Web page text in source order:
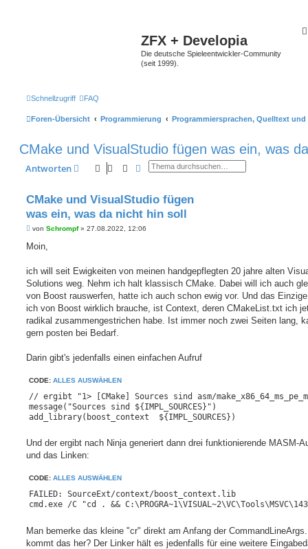
ZFX + Developia
Die deutsche Spieleentwickler-Community
(seit 1999).
Schnellzugriff FAQ
Foren-Übersicht Programmierung Programmiersprachen, Quelltext
CMake und VisualStudio fügen was ein, was
Antworten SucheErweiterte Suche
CMake und VisualStudio fügen
was ein, was da nicht hin soll
B
i
a
von Schrompf» 27.08.2022, 12:06
Moin,
ich will seit Ewigkeiten von meinen handgepflegten 20 jahre alten
Solutions weg. Nehm ich halt klassisch CMake. Dabei will ich auch
von Boost rauswerfen, hatte ich auch schon ewig vor. Und das
ich von Boost wirklich brauche, ist Context, deren CMakeList.txt ich
radikal zusammengestrichen habe. Ist immer noch zwei Seiten lang,
gern posten bei Bedarf.
Darin gibt's jedenfalls einen einfachen Aufruf
CODE: ALLES AUSWÄHLEN
// ergibt "1> [CMake] Sources sind asm/
message("Sources sind ${IMPL_SOURCES}")
Und der ergibt nach Ninja generiert dann drei funktionierende MASM-
und das Linken:
CODE: ALLES AUSWÄHLEN
FAILED: SourceExt/context/boost_context.lib
Man bemerke das kleine "cr" direkt am Anfang der
kommt das her? Der Linker hält es jedenfalls für eine weitere